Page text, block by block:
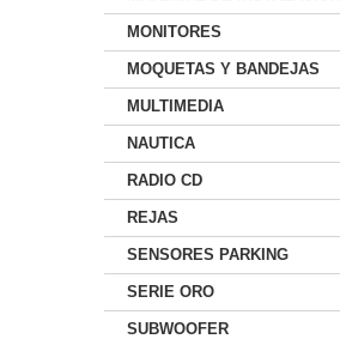
MONITORES
MOQUETAS Y BANDEJAS
MULTIMEDIA
NAUTICA
RADIO CD
REJAS
SENSORES PARKING
SERIE ORO
SUBWOOFER